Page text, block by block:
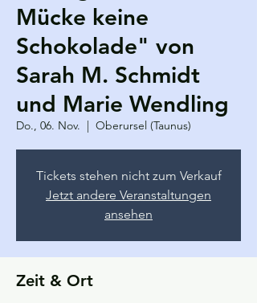
Mücke keine
Schokolade" von
Sarah M. Schmidt
und Marie Wendling
Do., 06. Nov.
  |
Oberursel (Taunus)
Tickets stehen nicht zum Verkauf
Jetzt andere Veranstaltungen
ansehen
Zeit & Ort